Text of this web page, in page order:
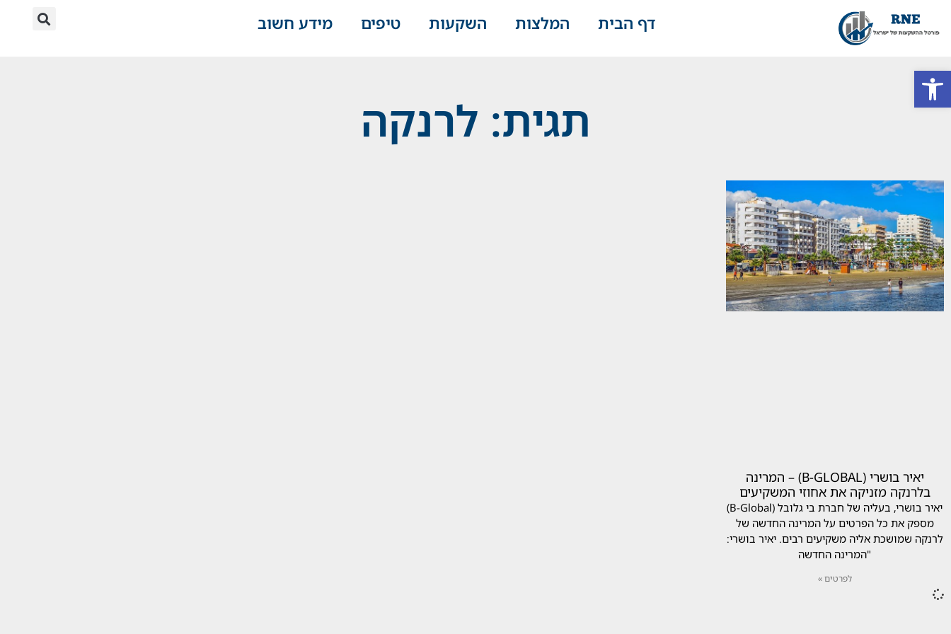
דף הבית המלצות השקעות טיפים מידע חשוב
תגית: לרנקה
יאיר בושרי (B-GLOBAL) – המרינה
בלרנקה מזניקה את אחוזי המשקיעים
יאיר בושרי, בעליה של חברת בי גלובל (B-Global)
מספק את כל הפרטים על המרינה החדשה של
לרנקה שמושכת אליה משקיעים רבים. יאיר בושרי:
"המרינה החדשה
לפרטים »
פתח סרגל נגישות